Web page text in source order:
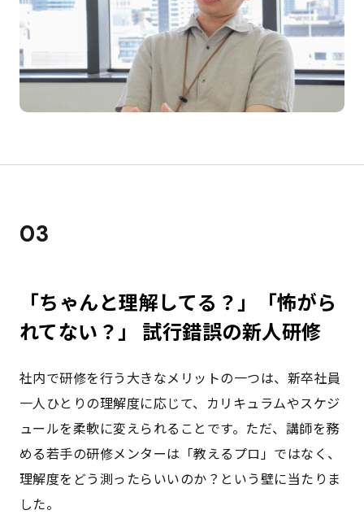
03
「ちゃんと理解してる？」「怖がら
れてない？」 試行錯誤の新人研修
社内で研修を行う大きなメリットの一つは、新卒社員
一人ひとりの理解度に応じて、カリキュラムやスケジ
ュールを柔軟に変えられることです。ただ、講師を務
める若手の研修メンターは「教えるプロ」ではなく、
理解度をどう測ったらいいのか？という壁に当たりま
した。